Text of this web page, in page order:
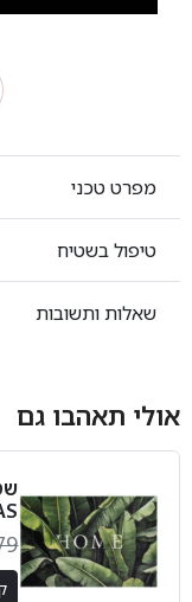
מפרט טכני
טיפול בשטיח
שאלות ותשובות
אולי תאהבו גם